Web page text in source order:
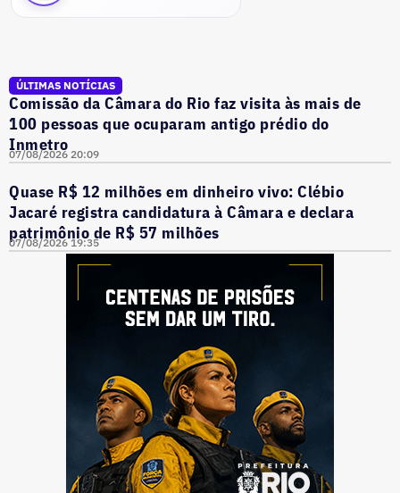
ÚLTIMAS NOTÍCIAS
Comissão da Câmara do Rio faz visita às mais de
100 pessoas que ocuparam antigo prédio do
Inmetro
07/08/2026 20:09
Quase R$ 12 milhões em dinheiro vivo: Clébio
Jacaré registra candidatura à Câmara e declara
patrimônio de R$ 57 milhões
07/08/2026 19:35